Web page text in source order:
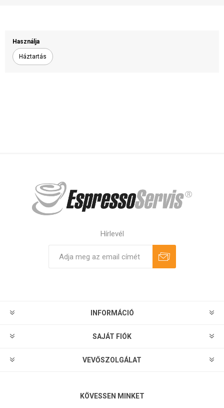
Használja
Háztartás
Hírlevél
INFORMÁCIÓ
SAJÁT FIÓK
VEVŐSZOLGÁLAT
KÖVESSEN MINKET